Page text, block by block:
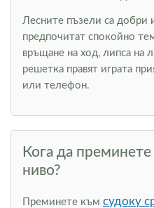
Лесните пъзели са добри
предпочитат спокойно
връщане на ход, липса на
решетка правят играта
или телефон.
Кога да
ниво?
Преминете към судоку